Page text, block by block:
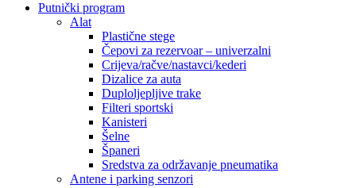
Putnički program
Alat
Plastične stege
Čepovi za rezervoar – univerzalni
Crijeva/račve/nastavci/kederi
Dizalice za auta
Duploljepljive trake
Filteri sportski
Kanisteri
Šelne
Španeri
Sredstva za održavanje pneumatika
Antene i parking senzori